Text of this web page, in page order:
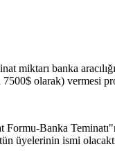
miktarı banka
olarak) vermesi
Banka
üyelerinin ismi